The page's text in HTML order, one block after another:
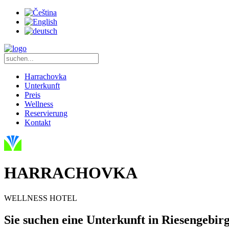
Harrachovka
Unterkunft
Preis
Wellness
Reservierung
Kontakt
HARRACHOVKA
WELLNESS HOTEL
Sie suchen eine Unterkunft in